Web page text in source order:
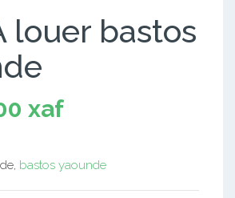
louer bastos
xaf
bastos yaounde